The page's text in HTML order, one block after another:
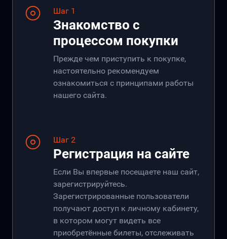
Шаг 1
Знакомство с
процессом покупки
Прежде чем приступить к покупке,
настоятельно рекомендуем
ознакомиться с принципами работы
нашего сайта.
Шаг 2
Регистрация на сайте
Если Вы впервые посещаете наш сайт,
зарегистрируйтесь.
Зарегистрированные пользователи
получают доступ к личному кабинету,
в котором могут видеть все
приобретённые билеты, отслеживать